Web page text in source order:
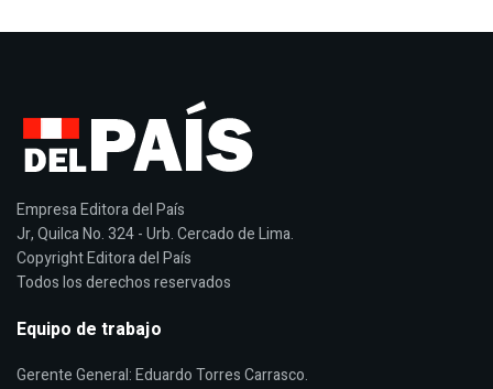
Empresa Editora del País
Jr, Quilca No. 324 - Urb. Cercado de Lima.
Copyright Editora del País
Todos los derechos reservados
Equipo de trabajo
Gerente General: Eduardo Torres Carrasco.